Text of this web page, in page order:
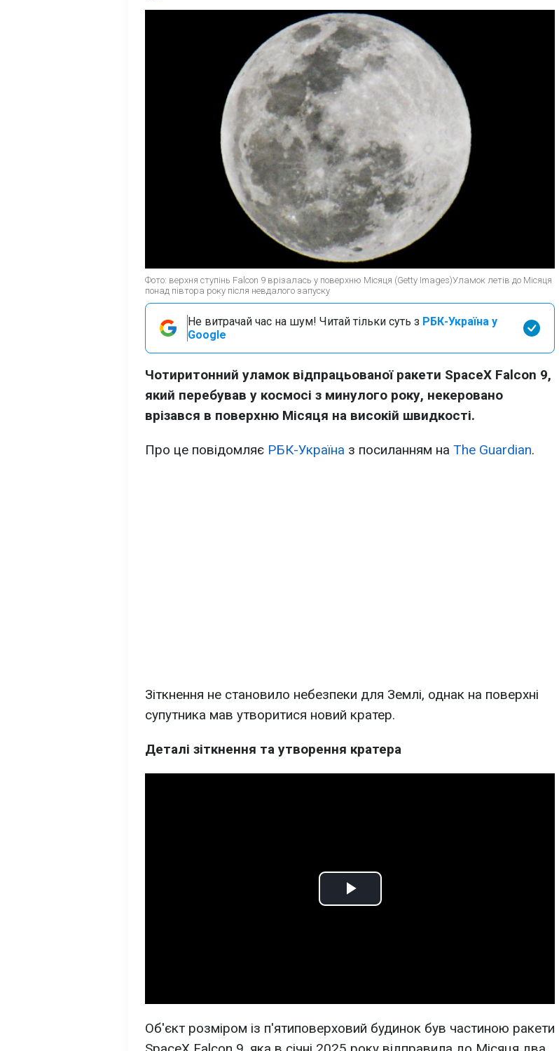
Фото: верхня ступінь Falcon 9 врізалась у поверхню Місяця (Getty Images)Уламок летів до Місяця
понад півтора року після невдалого запуску
Не витрачай час на шум! Читай тільки суть з РБК-Україна у
Google
Чотиритонний уламок відпрацьованої ракети SpaceX Falcon 9,
який перебував у космосі з минулого року, некеровано
врізався в поверхню Місяця на високій швидкості.
Про це повідомляє РБК-Україна з посиланням на The Guardian.
Зіткнення не становило небезпеки для Землі, однак на поверхні
супутника мав утворитися новий кратер.
Деталі зіткнення та утворення кратера
Play
Об'єкт розміром із п'ятиповерховий будинок був частиною ракети